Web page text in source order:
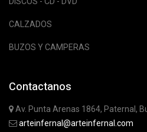
CALZADOS
BUZOS Y CAMPERAS
Contactanos
Av. Punta Arenas 1864, Paternal,
arteinfernal@arteinfernal.com